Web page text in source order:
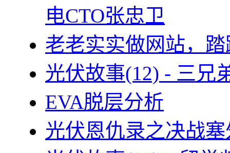
电CTO张忠卫
老老实实做网站，
光伏故事(12) - 三兄
EVA脱层分析
光伏恩仇录之决战